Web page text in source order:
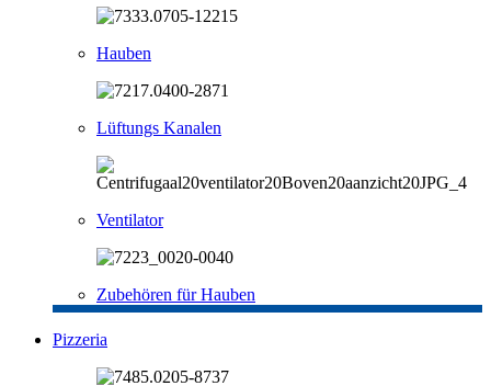
Hauben
Lüftungs Kanalen
Ventilator
Zubehören für Hauben
Pizzeria